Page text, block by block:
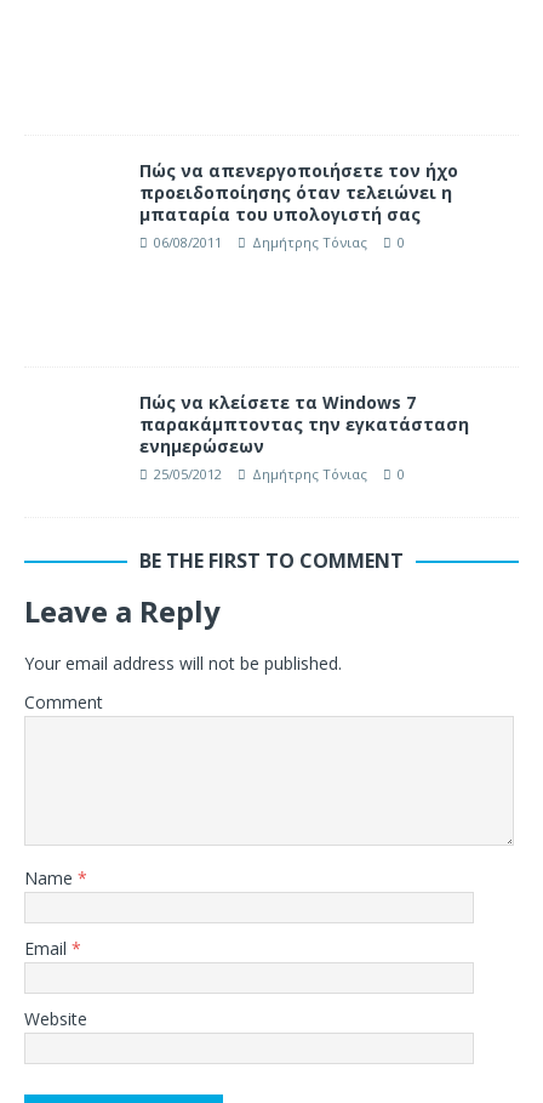
Πώς να απενεργοποιήσετε τον ήχο
προειδοποίησης όταν τελειώνει η
μπαταρία του υπολογιστή σας
06/08/2011 Δημήτρης Τόνιας 0
Πώς να κλείσετε τα Windows 7
παρακάμπτοντας την εγκατάσταση
ενημερώσεων
25/05/2012 Δημήτρης Τόνιας 0
BE THE FIRST TO COMMENT
Leave a Reply
Your email address will not be published.
Comment
Name *
Email *
Website